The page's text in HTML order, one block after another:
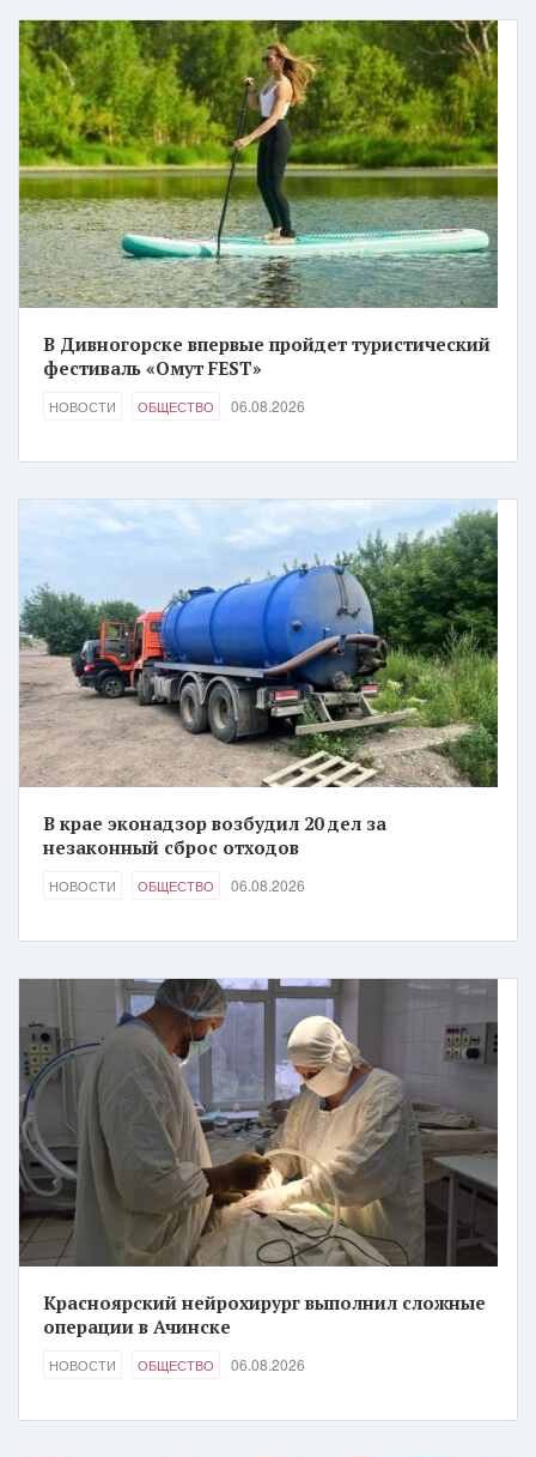
В Дивногорске впервые пройдет туристический
фестиваль «Омут FEST»
НОВОСТИ ОБЩЕСТВО 06.08.2026
В крае эконадзор возбудил 20 дел за
незаконный сброс отходов
НОВОСТИ ОБЩЕСТВО 06.08.2026
Красноярский нейрохирург выполнил сложные
операции в Ачинске
НОВОСТИ ОБЩЕСТВО 06.08.2026